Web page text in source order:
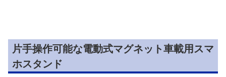
片手操作可能な電動式マグネット車載用スマ
ホスタンド